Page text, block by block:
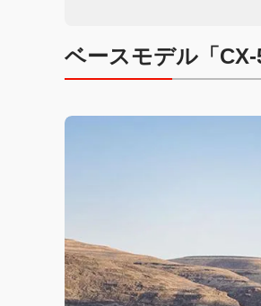
ベースモデル「